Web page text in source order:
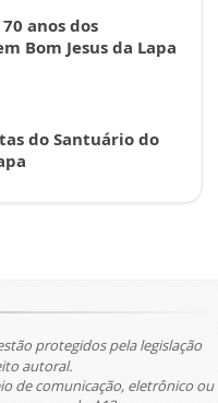
anos dos
Bom Jesus da Lapa
do Santuário do
protegidos pela legislação
autoral.
de comunicação, eletrônico ou